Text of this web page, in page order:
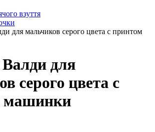
взуття
для мальчиков серого цвета с принтом
для
серого цвета с
машинки